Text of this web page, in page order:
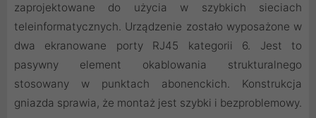
zaprojektowane do użycia w szybkich sieciach
teleinformatycznych. Urządzenie zostało wyposażone w
dwa ekranowane porty RJ45 kategorii 6. Jest to
pasywny element okablowania strukturalnego
stosowany w punktach abonenckich. Konstrukcja
gniazda sprawia, że montaż jest szybki i bezproblemowy.